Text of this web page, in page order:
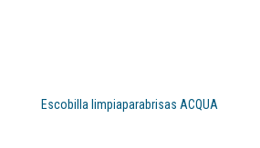
Escobilla limpiaparabrisas ACQUA